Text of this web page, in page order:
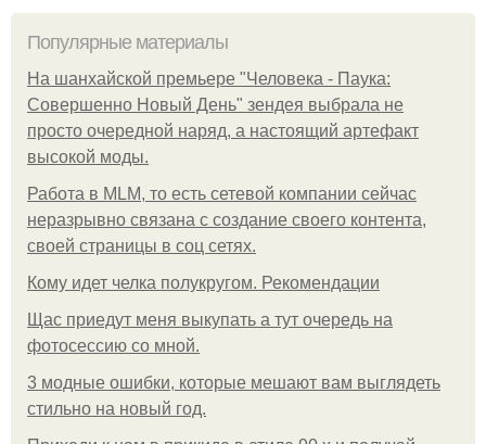
Популярные материалы
На шанхайской премьере "Человека - Паука:
Совершенно Новый День" зендея выбрала не
просто очередной наряд, а настоящий артефакт
высокой моды.
Работа в MLM, то есть сетевой компании сейчас
неразрывно связана с создание своего контента,
своей страницы в соц сетях.
Кому идет челка полукругом. Рекомендации
Щас приедут меня выкупать а тут очередь на
фотосессию со мной.
3 модные ошибки, которые мешают вам выглядеть
стильно на новый год.